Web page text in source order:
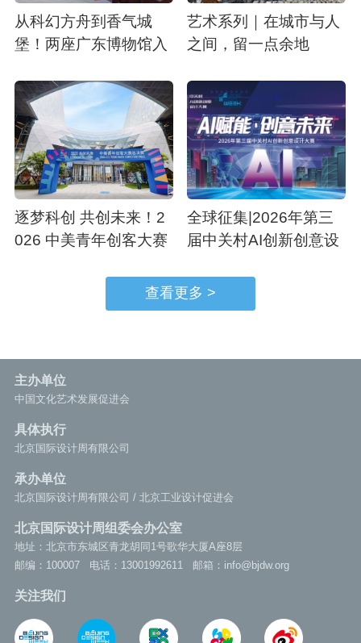
从科幻方舟到香气城
堡！两座广东博物馆入
馆
艺术系列｜在城市与人
之间，留一点余地
逐梦科创 共创未来！2
026 中美青年创客大赛
全球征集|2026年第三
届中关村AI创新创意设
查看更多 >
主办单位
中国文化艺术发展促进会
具体执行
北京国际设计周有限公司
承办单位
北京国际设计周有限公司 / 北京工业设计促进会
北京国际设计周组委会办公室
地址：北京市东城区青龙胡同1号歌华大厦A座8层
邮编：100007
电话：13001992611 邮箱：info@bjdw.org
关注我们